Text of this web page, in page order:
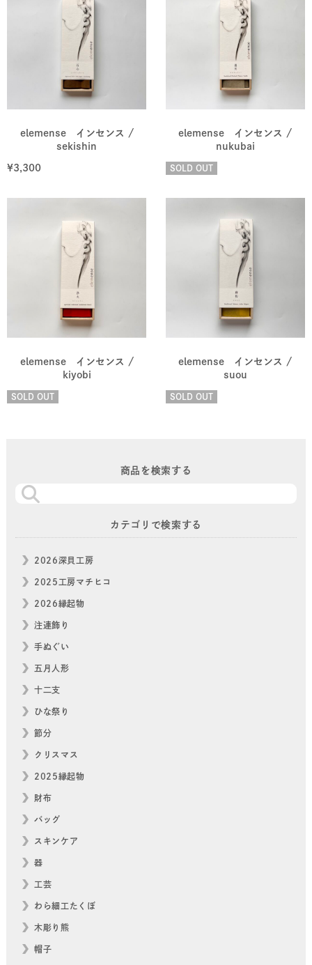
elemense インセンス /
sekishin
¥3,300
elemense インセンス /
nukubai
SOLD OUT
elemense インセンス /
kiyobi
SOLD OUT
elemense インセンス /
suou
SOLD OUT
商品を検索する
カテゴリで検索する
2026深貝工房
2025工房マチヒコ
2026縁起物
注連飾り
手ぬぐい
五月人形
十二支
ひな祭り
節分
クリスマス
2025縁起物
財布
バッグ
スキンケア
器
工芸
わら細工たくぼ
木彫り熊
帽子